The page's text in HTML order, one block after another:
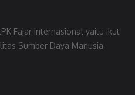
Fajar Internasional yaitu ikut
Sumber Daya Manusia